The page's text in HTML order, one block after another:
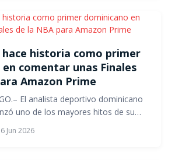
historia como primer
comentar unas Finales
Amazon Prime
El analista deportivo dominicano
uno de los mayores hitos de su…
Jun 2026